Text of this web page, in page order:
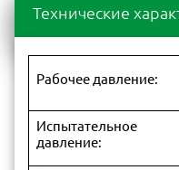
Технические
Рабочее давление:
Испытательное
давление: